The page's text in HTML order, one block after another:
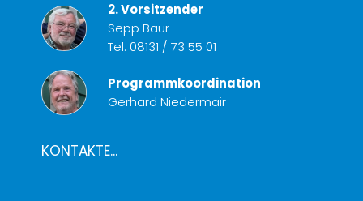
2. Vorsitzender
Sepp Baur
Tel: 08131 / 73 55 01
Programmkoordination
Gerhard Niedermair
KONTAKTE...